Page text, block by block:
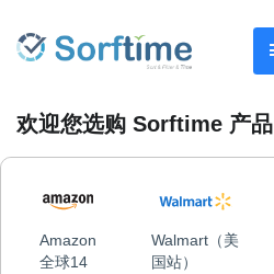
欢迎您选购 Sorftime 产品
Amazon
全球14
Walmart（美
国站）